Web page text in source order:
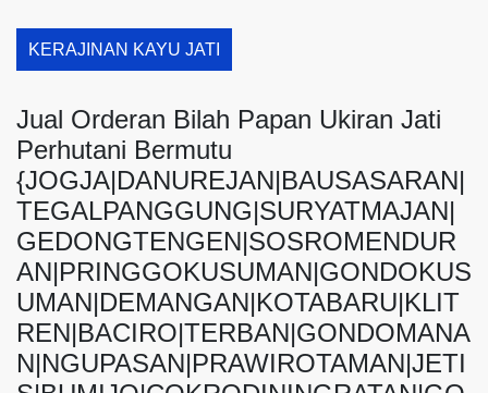
KERAJINAN KAYU JATI
Jual Orderan Bilah Papan Ukiran Jati
Perhutani Bermutu
{JOGJA|DANUREJAN|BAUSASARAN|
TEGALPANGGUNG|SURYATMAJAN|
GEDONGTENGEN|SOSROMENDUR
AN|PRINGGOKUSUMAN|GONDOKUS
UMAN|DEMANGAN|KOTABARU|KLIT
REN|BACIRO|TERBAN|GONDOMANA
N|NGUPASAN|PRAWIROTAMAN|JETI